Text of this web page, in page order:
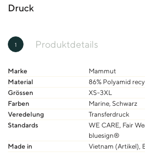
Druck
1 Produktdetails
Marke
Mammut
Material
86% Polyamid
Grössen
XS-3XL
Farben
Marine, Schwarz
Veredelung
Transferdruck
Standards
WE CARE, Fair
bluesign®
Made in
Vietnam (Artikel),